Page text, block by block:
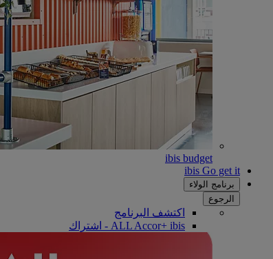
ibis budget
ibis Go get it
برنامج الولاء
الرجوع
اكتشف البرنامج
ALL Accor+ ibis - اشتراك